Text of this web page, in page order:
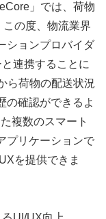
」では、荷物
の度、物流業界
ションプロバイダ
連携することに
ら荷物の配送状況
の確認ができるよ
複数のスマート
プリケーションで
を提供できま